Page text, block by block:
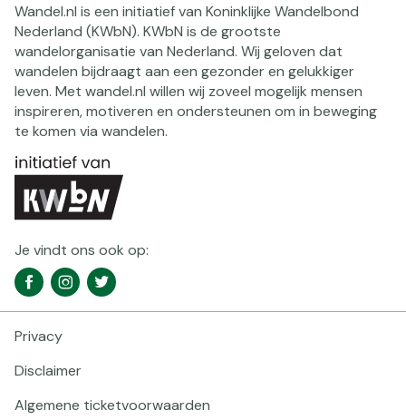
Wandel.nl is een initiatief van Koninklijke Wandelbond
Nederland (KWbN). KWbN is de grootste
wandelorganisatie van Nederland. Wij geloven dat
wandelen bijdraagt aan een gezonder en gelukkiger
leven. Met wandel.nl willen wij zoveel mogelijk mensen
inspireren, motiveren en ondersteunen om in beweging
te komen via wandelen.
Je vindt ons ook op:
Social
media
navigatie
FacebookInstagramTwitter
Footer
Privacy
Disclaimer
Algemene ticketvoorwaarden